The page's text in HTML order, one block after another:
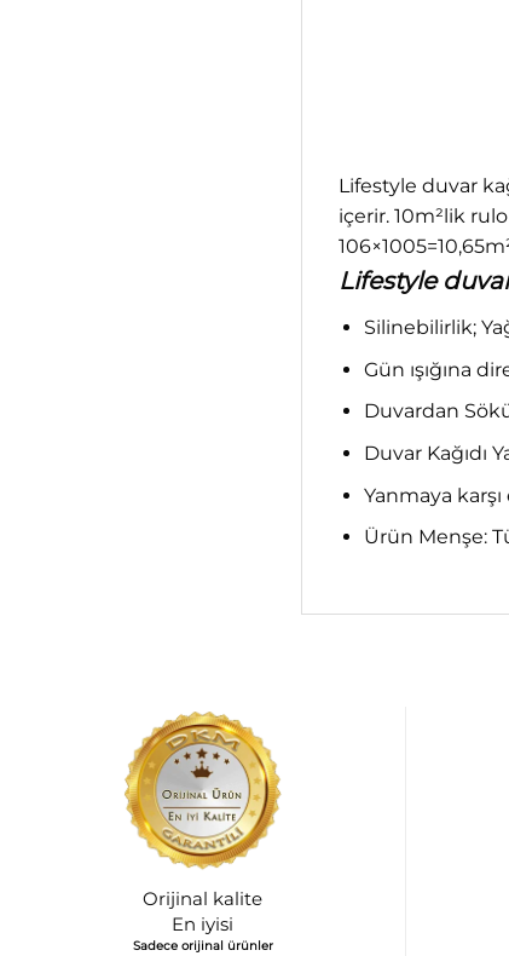
Lifestyle duvar
içerir. 10m²lik
Lifestyle
Silinebilirlik;
Gün ışığına
Duvardan
Duvar Kağıdı
Yanmaya
Ürün Menşe:
Orijinal kalite
En iyisi
Sadece orijinal ürünler